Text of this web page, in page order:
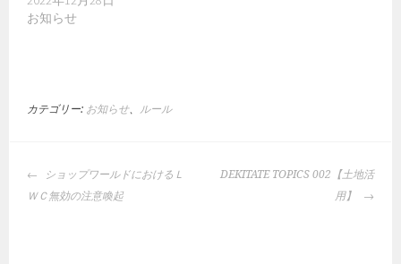
お知らせ
カテゴリー: お知らせ、 ルール
投
稿
ショップワールドにおけるＬ
ＷＣ無効の注意喚起
DEKITATE TOPICS 002【土地活
用】